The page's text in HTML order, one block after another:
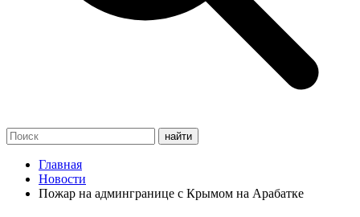
Главная
Новости
Пожар на админгранице с Крымом на Арабатке